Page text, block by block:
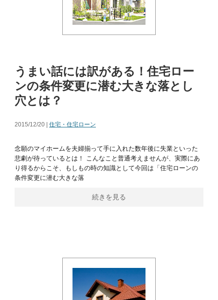
うまい話には訳がある！住宅ロー
ンの条件変更に潜む大きな落とし
穴とは？
2015/12/20 | 住宅・住宅ローン
念願のマイホームを夫婦揃って手に入れた数年後に失業といった
悲劇が待っているとは！ こんなこと普通考えませんが、実際にあ
り得るからこそ、もしもの時の知識として今回は「住宅ローンの
条件変更に潜む大きな落
続きを見る